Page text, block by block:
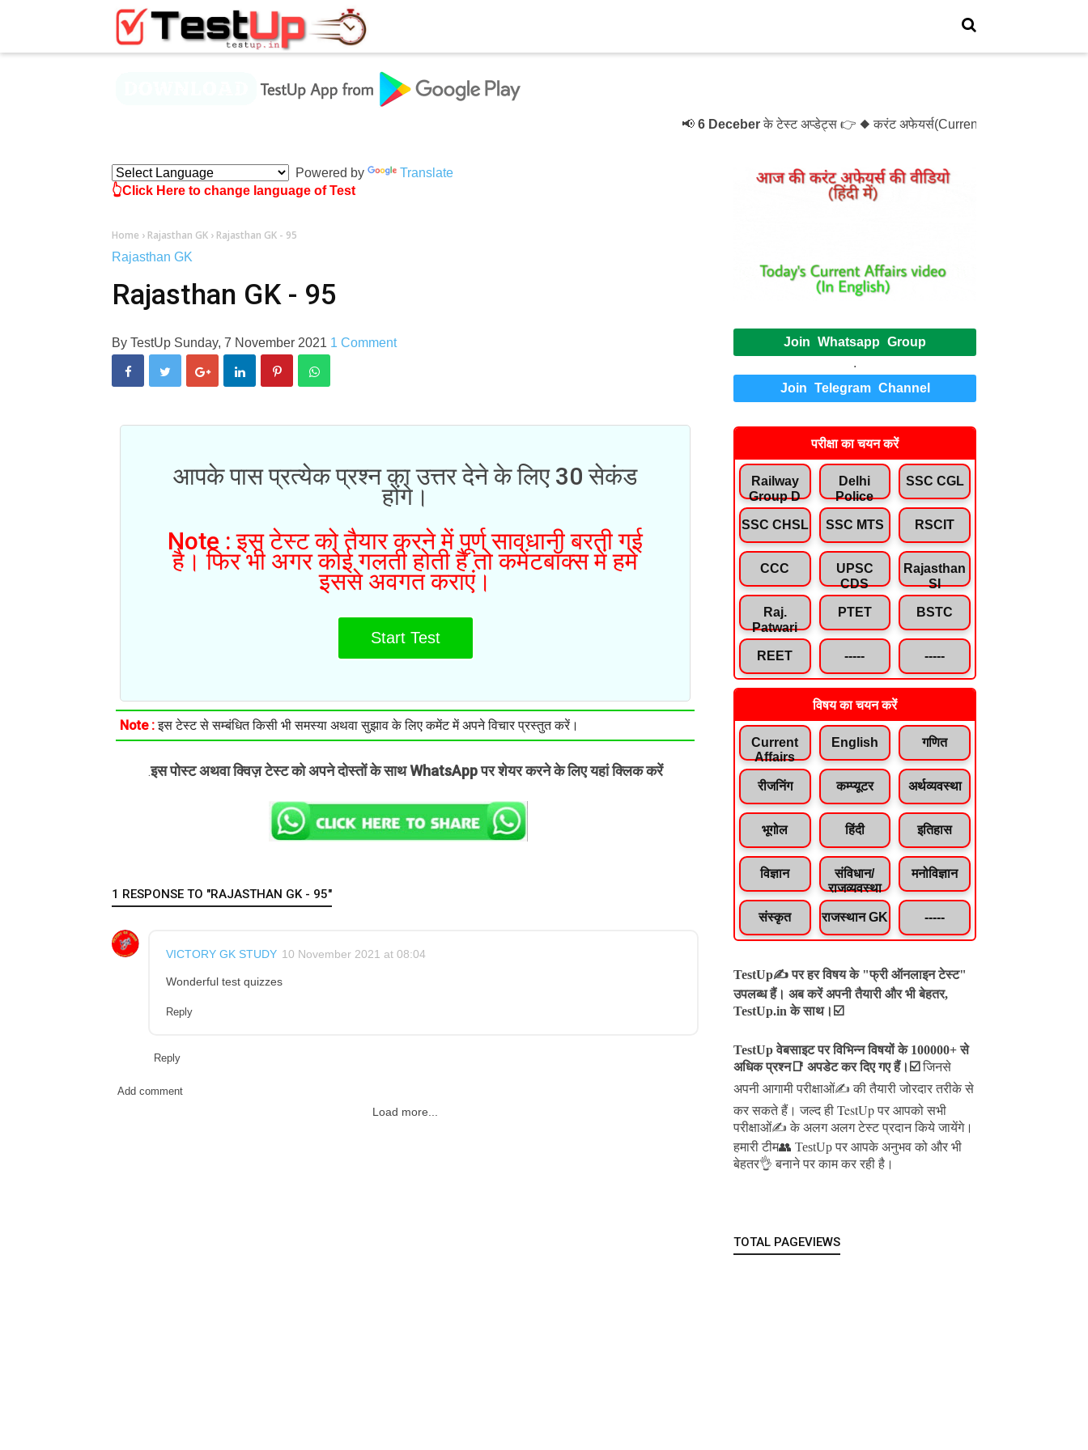
6 Deceberके टेस्ट अप्डेट्स 👉 ◆ करंट अफेयर्स(Current Affairs)- Test- 1214 ◆
Powered by
Translate
👆Click Here to change language of Test
Home › Rajasthan GK › Rajasthan GK - 95
Rajasthan GK
Rajasthan GK - 95
By TestUp Sunday, 7 November 2021 1 Comment
आपके पास प्रत्येक प्रश्न का उत्तर देने के लिए 30 सेकंड
होंगे।
Note : इस टेस्ट को तैयार करने में पूर्ण सावधानी बरती गई
है। फिर भी अगर कोई गलती होती है तो कमेंटबॉक्स में हमे
इससे अवगत कराएं।
Start Test
Note :इस टेस्ट से सम्बंधित किसी भी समस्या अथवा सुझाव के लिए कमेंट में अपने विचार प्रस्तुत करें।
.इस पोस्ट अथवा क्विज़ टेस्ट को अपने दोस्तों के साथ WhatsApp पर शेयर करने के लिए यहां क्लिक करें
1 RESPONSE TO "RAJASTHAN GK - 95"
VICTORY GK STUDY 10 November 2021 at 08:04
Wonderful test quizzes
Reply
Reply
Add comment
Load more...
Join Whatsapp Group
.
Join Telegram Channel
परीक्षा का चयन करें
Railway
Group D
Delhi
Police
SSC CGL
SSC CHSL SSC MTS RSCIT
CCC
UPSC
CDS
Rajasthan
SI
Raj.
Patwari
PTET BSTC
REET ----- -----
विषय का चयन करें
Current
Affairs
English गणित
रीजनिंग कम्प्यूटर अर्थव्यवस्था
भूगोल हिंदी इतिहास
विज्ञान
संविधान/
राजव्यवस्था
मनोविज्ञान
संस्कृत राजस्थान GK -----
TestUp✍️ पर हर विषय के "फ्री ऑनलाइन टेस्ट"
उपलब्ध हैं। अब करें अपनी तैयारी और भी बेहतर,
TestUp.in के साथ।☑️
TestUp वेबसाइट पर विभिन्न विषयों के 100000+ से
अधिक प्रश्न📑 अपडेट कर दिए गए हैं। ☑️ जिनसे
अपनी आगामी परीक्षाओं✍️ की तैयारी जोरदार तरीके से
कर सकते हैं।जल्द ही TestUp पर आपको सभी
परीक्षाओं✍️ के अलग अलग टेस्ट प्रदान किये जायेंगे।
हमारी टीम👥 TestUp पर आपके अनुभव को और भी
बेहतर👌 बनाने पर काम कर रही है।
TOTAL PAGEVIEWS